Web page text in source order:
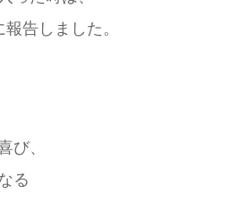
告しました。
び、
る